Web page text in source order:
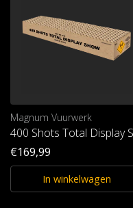
Magnum Vuurwerk
400 Shots Total Display
€169,99
In winkelwagen